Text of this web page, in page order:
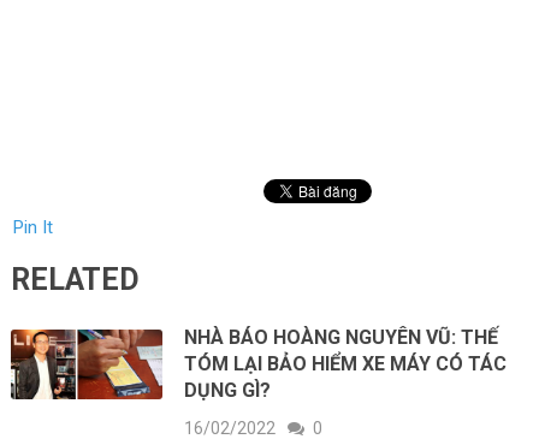
Pin It
RELATED
NHÀ BÁO HOÀNG NGUYÊN VŨ: THẾ
TÓM LẠI BẢO HIỂM XE MÁY CÓ TÁC
DỤNG GÌ?
16/02/2022 0